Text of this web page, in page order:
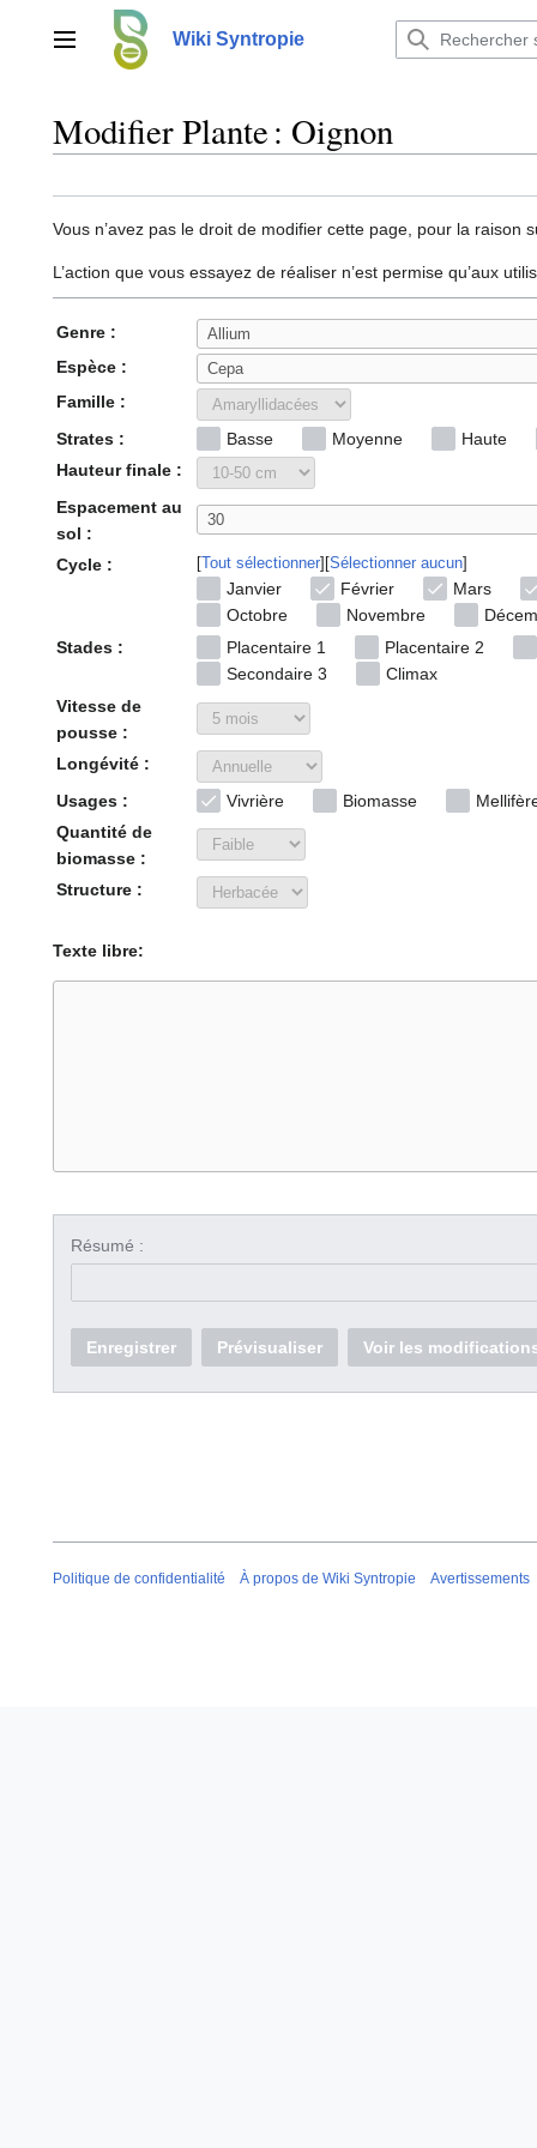
contenuMenu principalWiki Syntropie
Modifier Plante : Oignon
Vous n’avez pas le droit de modifier cette page, pour la raison
L’action que vous essayez de réaliser n’est permise qu’aux
Genre :
Espèce :
Famille :
Strates :
Basse Moyenne
Haute
Hauteur finale :
Espacement au
sol :
Cycle :
Tout sélectionner Sélectionner aucun
Janvier Février
Mars
Octobre
Novembre
Stades :
Placentaire 1
Placentaire 2
Secondaire 3
Climax
Vitesse de
pousse :
Longévité :
Usages :
Vivrière Biomasse
Quantité de
biomasse :
Structure :
Texte libre:
Résumé :
Enregistrer Prévisualiser Voir les
Politique de confidentialité À propos de Wiki Syntropie Avertissements